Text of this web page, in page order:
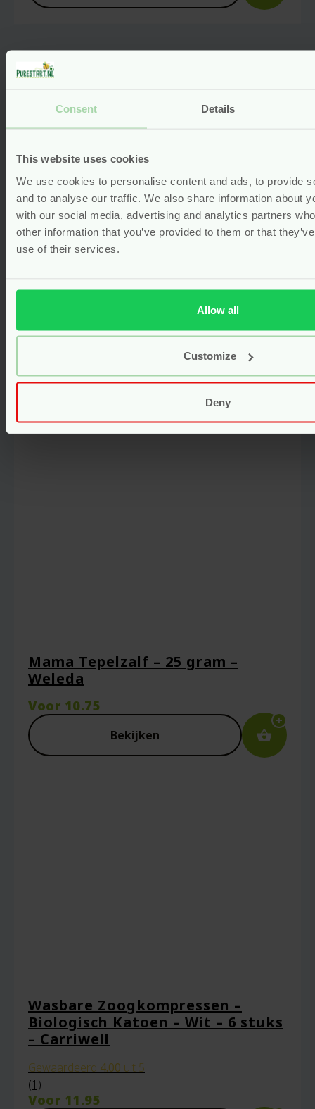
Consent Details
This website uses cookies
We use cookies to personalise content and ads, to provide
and to analyse our traffic. We also share information about
with our social media, advertising and analytics partners
other information that you’ve provided to them or that
use of their services.
Allow all
Customize
Deny
Gerelateerde producten
Borstvoedingskruiden – 100 gram
– Jacob Hooy
Mama Tepelzalf – 25 gram –
Weleda
Voor 10.75
Bekijken
Wasbare Zoogkompressen –
Biologisch Katoen – Wit – 6 stuks
– Carriwell
Gewaardeerd 4.00 uit 5
(1)
Voor 11.95